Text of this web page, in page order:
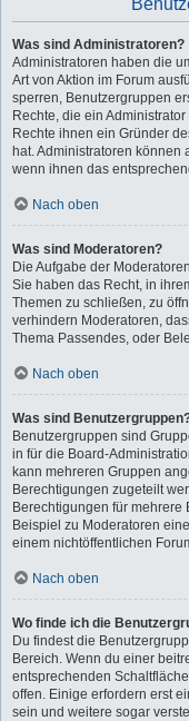
Was sind Administratoren?
Administratoren haben die
Art von Aktion im Forum
sperren, Benutzergruppen
Rechte, die ein
Rechte ihnen ein Gründer
hat. Administratoren
wenn ihnen das
Nach oben
Was sind Moderatoren?
Die Aufgabe der
Sie haben das Recht, in
Themen zu schließen, zu
verhindern Moderatoren,
Thema Passendes, oder
Nach oben
Was sind
Benutzergruppen sind
in für die Board-
kann mehreren Gruppen
Berechtigungen zugeteilt
Berechtigungen für
Beispiel zu Moderatoren
einem nichtöffentlichen
Nach oben
Wo finde ich die
Du findest die
Bereich. Wenn du einer
entsprechenden
offen. Einige erfordern erst
sein und weitere sogar